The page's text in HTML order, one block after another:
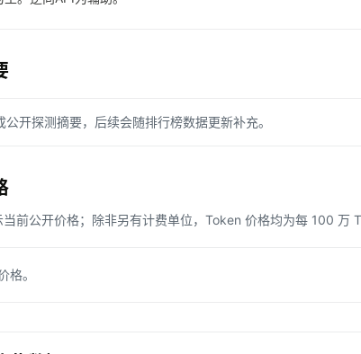
公开探测摘要，后续会随排行榜数据更新补充。
前公开价格；除非另有计费单位，Token 价格均为每 100 万
格。